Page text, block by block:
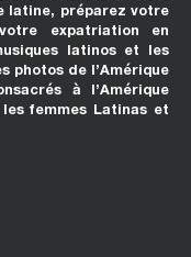
latine, préparez votre
expatriation en
latinos et les
photos de l’Amérique
à l’Amérique
femmes Latinas et